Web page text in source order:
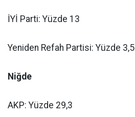
İYİ Parti: Yüzde 13
Yeniden Refah Partisi: Yüzde 3,5
Niğde
AKP: Yüzde 29,3